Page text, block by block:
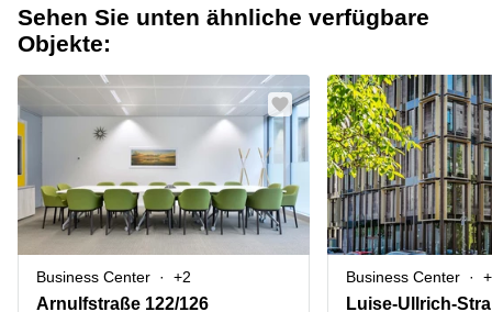
Büro
mieten
Coworking
Seminarraum
Virtuelles
Büro
Büro
mieten
Geschäftsadresse
Hamburg
Geschäftsadresse
mieten
Düsseldorf
Geschäftsadresse
Stuttgart
Büro
Regus
Dortmund
Ruhrallee
Dortmund
Office Club
Ballindamm
3
Rahel-
Hirsch-
Straße
Über uns
Büro vermieten
Preis
Log-in
Sehen Sie unten ähnliche verfügbare
Objekte:
Business Center +2
Arnulfstraße 122/126
Business Center
Luise-Ullrich-